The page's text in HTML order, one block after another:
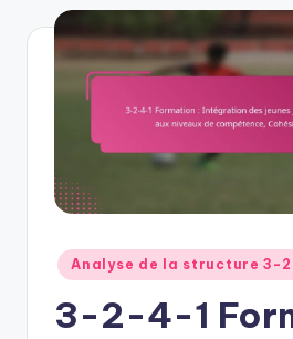
Posted
in
Analyse de la structure 3-
3-2-4-1